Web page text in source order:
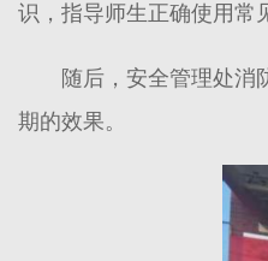
识，指导师生正确使用常
随后，安全管理处消
期的效果。